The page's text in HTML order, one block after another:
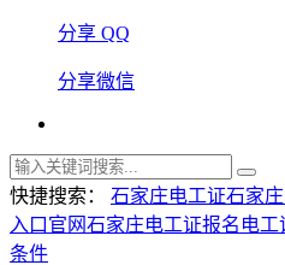
分享 QQ
分享微信
快捷搜索： 石家庄电工证石家
入口官网石家庄电工证报名 电工
条件